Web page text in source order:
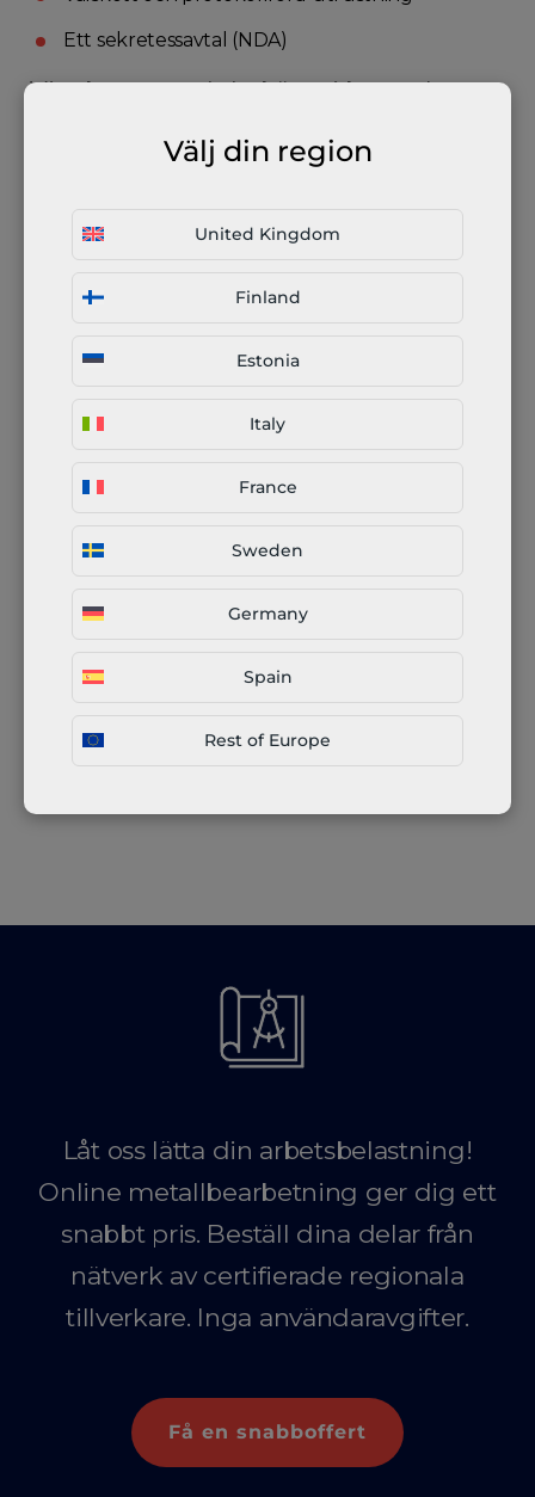
Välj din region
United Kingdom
Finland
Estonia
Italy
France
Sweden
Germany
Spain
Rest of Europe
Ett sekretessavtal (NDA)
Vi arbetar med de bästa i branschen.
Ansök nu, få mer beställningar
Your name
Your email
CAPTCHA
Låt oss lätta din arbetsbelastning!
Online metallbearbetning ger dig ett
snabbt pris. Beställ dina delar från
nätverk av certifierade regionala
tillverkare. Inga användaravgifter.
Få en snabboffert